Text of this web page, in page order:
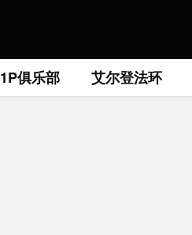
1P俱乐部 艾尔登法环